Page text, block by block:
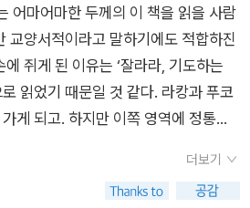
항하는 주체성에 관한 연구를 더 비중
좀더 오래 살았다면 우리에게 훌륭한
하는 아쉬움이 든다.이 책 야전과 영원
지적모험을 선사한 훌륭한 철학책이다.
어마어마한 두께의 이 책을 읽을 사람
교양서적이라고 말하기에도 적합하진
쥐게 된 이유는 ‘잘라라, 기도하는
읽었기 때문일 것 같다. 라캉과 푸코
게 되고. 하지만 이쪽 영역에 정통하
신중하게 고민하고 있기 때문에 읽어
었다. 솔직히 읽었을 뿐이지 제대로
더보기